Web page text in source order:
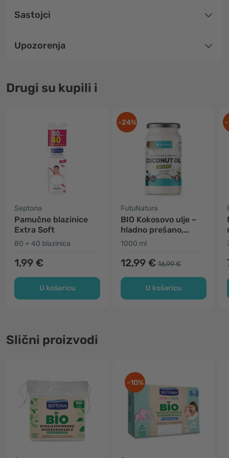
Sastojci
Upozorenja
Drugi su kupili i
Septona
Pamučne blazinice
Extra Soft
80 + 40 blazinica
1,99 €
U košaricu
-24%
FutuNatura
BIO Kokosovo ulje –
hladno prešano,
nerafinirano
1000 ml
12,99 € 16,99 €
U košaricu
Slični proizvodi
-10%